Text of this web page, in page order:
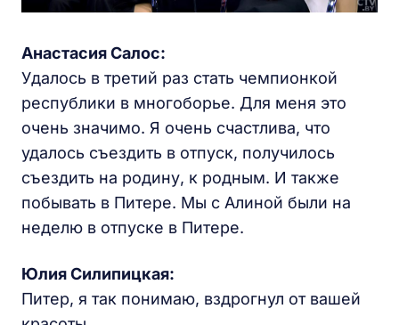
Анастасия Салос:
Удалось в третий раз стать чемпионкой
республики в многоборье. Для меня это
очень значимо. Я очень счастлива, что
удалось съездить в отпуск, получилось
съездить на родину, к родным. И также
побывать в Питере. Мы с Алиной были на
неделю в отпуске в Питере.
Юлия Силипицкая:
Питер, я так понимаю, вздрогнул от вашей